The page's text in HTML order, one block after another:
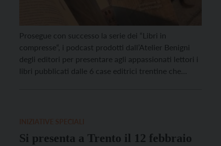
Prosegue con successo la serie dei “Libri in
compresse“, i podcast prodotti dall’Atelier Benigni
degli editori per presentare agli appassionati lettori i
libri pubblicati dalle 6 case editrici trentine che
Si presenta a Trento il 12 febbraio